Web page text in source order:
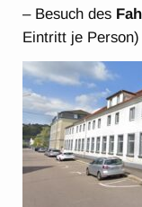
– Besuch des
Eintritt je Person)